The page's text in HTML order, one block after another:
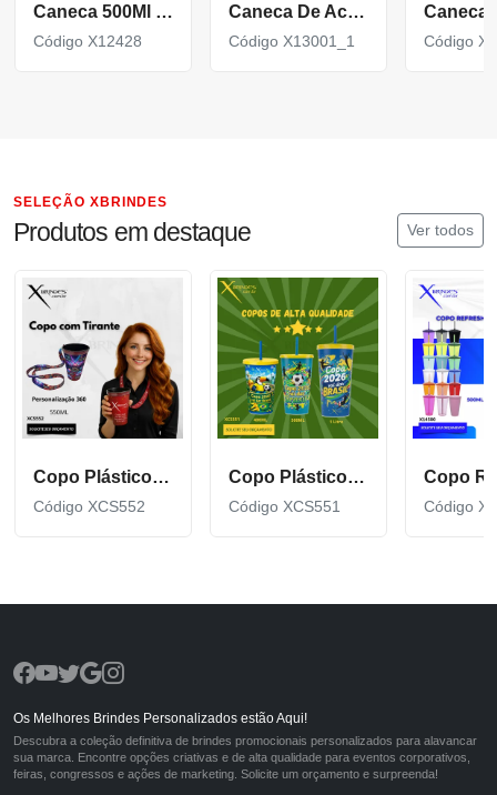
Caneca 500Ml Transparente
Código X12428
Caneca De Acrílico 300 Ml
Código X13001_1 Código
SELEÇÃO XBRINDES
Produtos em destaque Ver todos
Copo Plástico de 550 ML com Tirante Personalizado XCS552
Código XCS552
Copo Plástico personalizado In Mold Label 360 XCS551
Código XCS551 Código
Os Melhores Brindes Personalizados estão Aqui!
Descubra a coleção definitiva de brindes promocionais personalizados para alavancar
sua marca. Encontre opções criativas e de alta qualidade para eventos corporativos,
feiras, congressos e ações de marketing. Solicite um orçamento e surpreenda!